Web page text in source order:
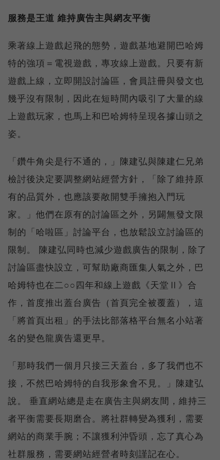
服務是王道 維持廣告主與網友平衡
乘著線上遊戲起飛的態勢，遊戲基地避開巴哈姆
特的強項＝電視遊戲，專攻線上遊戲。只要有新
遊戲上線，立即開設討論區，會員註冊與發文也
幾乎沒有限制，因此在短時間內吸引了大量的線
上遊戲玩家，也馬上和巴哈姆特呈現各據山頭之
姿。
「鑽牛角尖是行不通的，」陳建弘與陳建仁兄弟
檢討後決定要調整網站經營方針，「除了維持原
有的品質外，也應該要敞開雙手擁抱入門玩
家。」他們在原有的討論區之外，另闢無發文限
制的「哈啦區」討論平台，也放鬆設立討論區的
限制。 陳建弘同時也減少遊戲廣告的限制，除了
討論區盡快設立，可幫助廠商匯集人氣之外，巴
哈姆特也在二○○四年和線上遊戲《天堂Ⅱ》合
作，首度推出蓋台廣告（首頁完全被覆蓋），這
「將首頁出租」的手法比部落格平台無名小站著
名的變色龍廣告還更早。
「那時我們一個月只接三天蓋台，多了我們也不
接，不然巴哈姆特的自我形象會不見。」陳建弘
說。 垂直網站總是走在廣告主與網友間，維持三
者平衡需要長期磨合。將社群轉變為獲利，需要
網站的商業手腕；不讓獲利沖昏頭，忘了真心為
社群服務，需要網站經營者時刻謹記在心。